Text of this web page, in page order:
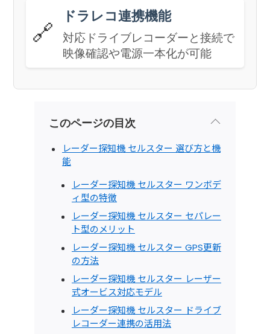
🔗
ドラレコ連携機能
対応ドライブレコーダーと接続で
映像確認や電源一本化が可能
このページの目次
レーダー探知機 セルスター 選び方と機
能
レーダー探知機 セルスター ワンボデ
ィ型の特徴
レーダー探知機 セルスター セパレー
ト型のメリット
レーダー探知機 セルスター GPS更新
の方法
レーダー探知機 セルスター レーザー
式オービス対応モデル
レーダー探知機 セルスター ドライブ
レコーダー連携の活用法